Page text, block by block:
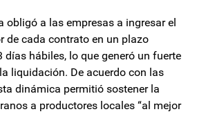
obligó a las empresas a ingresar el
de cada contrato en un plazo
días hábiles, lo que generó un fuerte
liquidación. De acuerdo con las
dinámica permitió sostener la
a productores locales “al mejor